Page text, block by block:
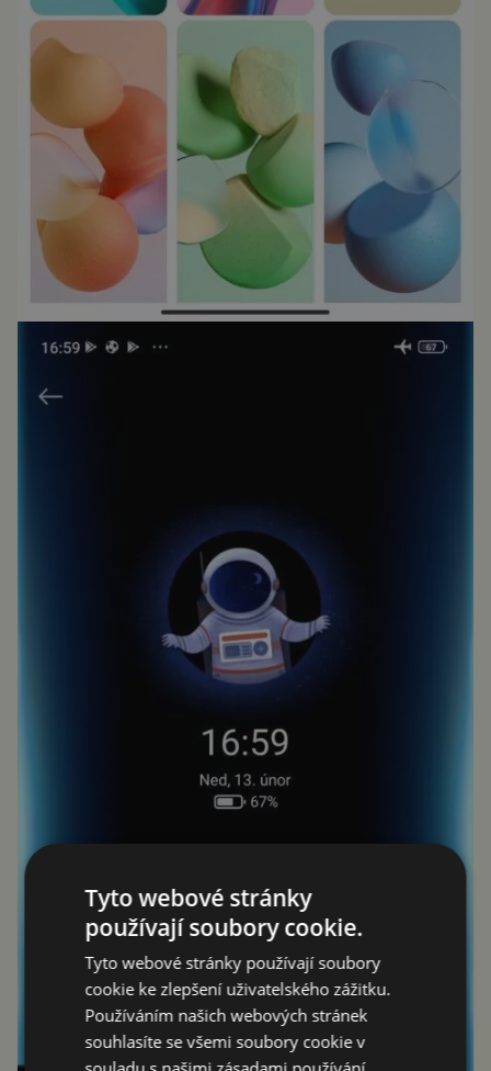
Tyto webové stránky
používají soubory cookie.
Tyto webové stránky používají soubory
cookie ke zlepšení uživatelského zážitku.
Používáním našich webových stránek
souhlasíte se všemi soubory cookie v